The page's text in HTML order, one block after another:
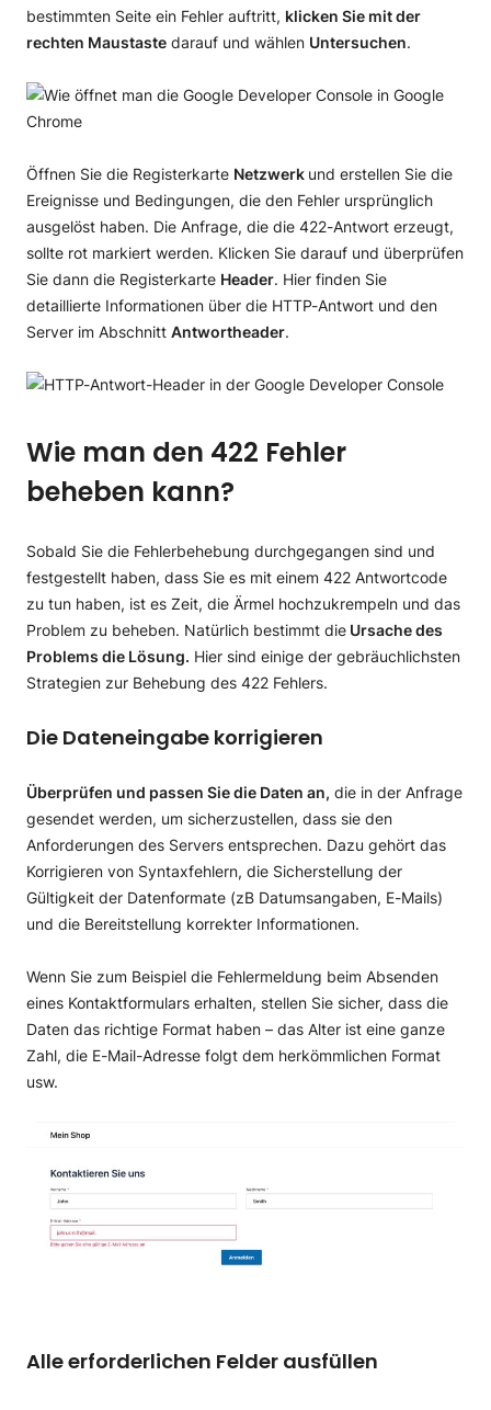
bestimmten Seite ein Fehler auftritt, klicken Sie mit der
rechten Maustaste darauf und wählen Untersuchen.
Öffnen Sie die Registerkarte Netzwerk und erstellen Sie die
Ereignisse und Bedingungen, die den Fehler ursprünglich
ausgelöst haben. Die Anfrage, die die 422-Antwort erzeugt,
sollte rot markiert werden. Klicken Sie darauf und überprüfen
Sie dann die Registerkarte Header. Hier finden Sie
detaillierte Informationen über die HTTP-Antwort und den
Server im Abschnitt Antwortheader.
Wie man den 422 Fehler
beheben kann?
Sobald Sie die Fehlerbehebung durchgegangen sind und
festgestellt haben, dass Sie es mit einem 422 Antwortcode
zu tun haben, ist es Zeit, die Ärmel hochzukrempeln und das
Problem zu beheben. Natürlich bestimmt die Ursache des
Problems die Lösung. Hier sind einige der gebräuchlichsten
Strategien zur Behebung des 422 Fehlers.
Die Dateneingabe korrigieren
Überprüfen und passen Sie die Daten an, die in der Anfrage
gesendet werden, um sicherzustellen, dass sie den
Anforderungen des Servers entsprechen. Dazu gehört das
Korrigieren von Syntaxfehlern, die Sicherstellung der
Gültigkeit der Datenformate (zB Datumsangaben, E-Mails)
und die Bereitstellung korrekter Informationen.
Wenn Sie zum Beispiel die Fehlermeldung beim Absenden
eines Kontaktformulars erhalten, stellen Sie sicher, dass die
Daten das richtige Format haben – das Alter ist eine ganze
Zahl, die E-Mail-Adresse folgt dem herkömmlichen Format
usw.
Alle erforderlichen Felder ausfüllen